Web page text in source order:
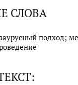
СЛОВА
подход;